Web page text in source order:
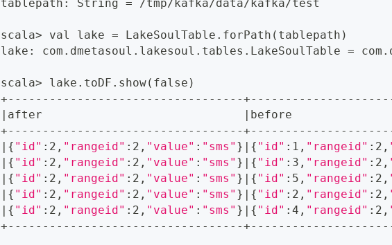
tablepath: String = /tmp/kafka/data/kafka/test
scala> val lake = LakeSoulTable.forPath ( tablepath )
lake: com.dmetasoul.lakesoul.tables.LakeSoulTable =
scala> lake.toDF.show( false )
+----------------------------------
| after |
+----------------------------------
| { "id" :2, "rangeid" :2, "value" : "sms" } | { "id" :1, "rangeid" :2,
| { "id" :2, "rangeid" :2, "value" : "sms" } | { "id" :3, "rangeid" :2,
| { "id" :2, "rangeid" :2, "value" : "sms" } | { "id" :5, "rangeid" :2,
| { "id" :2, "rangeid" :2, "value" : "sms" } | { "id" :2, "rangeid" :2,
| { "id" :2, "rangeid" :2, "value" : "sms" } | { "id" :4, "rangeid" :2,
+----------------------------------